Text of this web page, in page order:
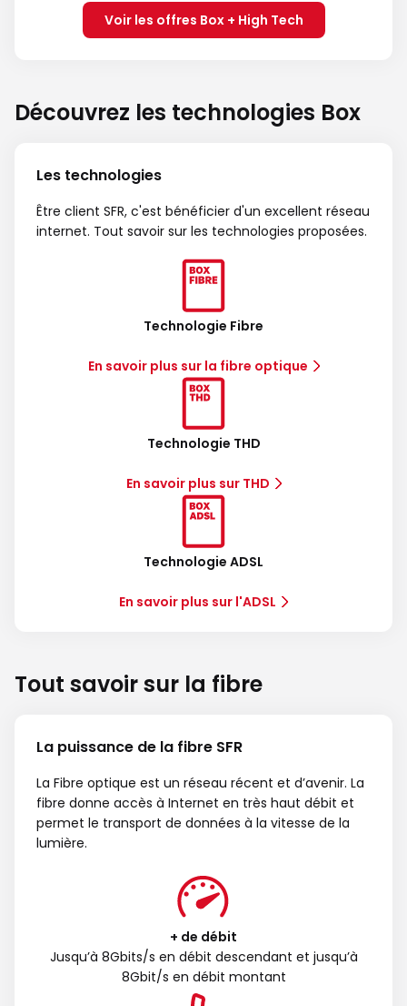
Voir les offres Box + High Tech
Découvrez les technologies Box
Les technologies
Être client SFR, c'est bénéficier d'un excellent réseau
internet. Tout savoir sur les technologies proposées.
Technologie Fibre
En savoir plus sur la fibre optique
Technologie THD
En savoir plus sur THD
Technologie ADSL
En savoir plus sur l'ADSL
Tout savoir sur la fibre
La puissance de la fibre SFR
La Fibre optique est un réseau récent et d’avenir. La
fibre donne accès à Internet en très haut débit et
permet le transport de données à la vitesse de la
lumière.
+ de débit
Jusqu’à 8Gbits/s en débit descendant et jusqu’à
8Gbit/s en débit montant